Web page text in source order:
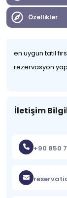
Özellikler
en uygun tatil
rezervasyon
İletişim
+90 850